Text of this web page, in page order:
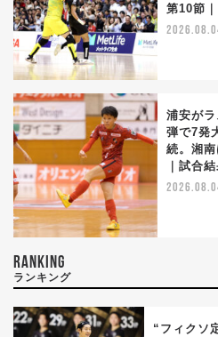
第10節
浦安が
弾で7発
続。湘
｜試合
RANKING
ランキング
“フィクソ